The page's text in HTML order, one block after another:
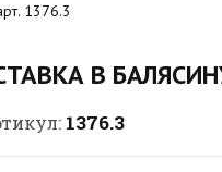
1376.3
В
1376.3